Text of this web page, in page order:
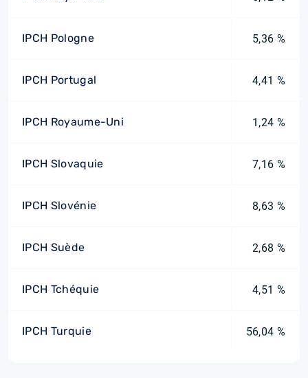
IPCH Pologne 5,36 %
IPCH Portugal 4,41 %
IPCH Royaume-Uni 1,24 %
IPCH Slovaquie 7,16 %
IPCH Slovénie 8,63 %
IPCH Suède 2,68 %
IPCH Tchéquie 4,51 %
IPCH Turquie 56,04 %